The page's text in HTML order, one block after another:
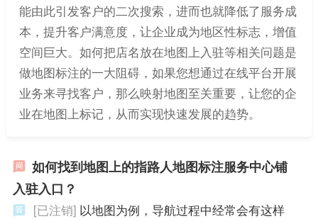
能由此引发客户的二次搜索，进而也就降低了服务成
本，提升客户满意度，让企业成为地区性标志，增值
空间巨大。如何把店名放在地图上入驻等相关问题是
做地图标注的一大阻碍，如果您想通过在线平台开展
业务来寻找客户，那么映射地图至关重要，让您的企
业在地图上标记，从而实现快速发展的趋势。
如何找到地图上的指路人地图标注服务中心铺
入驻入口？
[已注销] 以地图为例，导航过程中经常会有这样